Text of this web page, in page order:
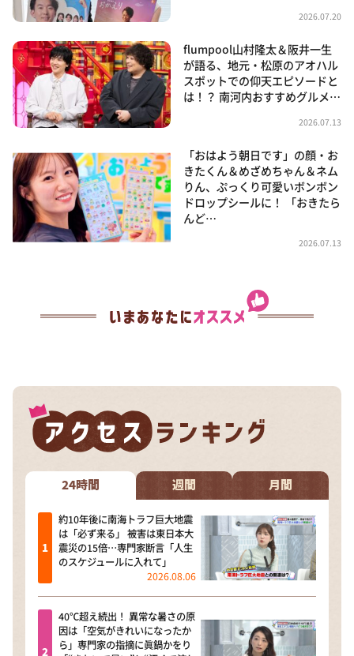
2026.07.20
flumpool山村隆太＆阪井一生
が語る、地元・松原のアオハル
スポットでの仰天エピソードと
は！？ 南河内おすすめグルメ…
2026.07.13
「おはよう朝日です」の顔・お
きたくん＆めざめちゃん＆ネム
りん、ぷっくり可愛いボンボン
ドロップシールに！ 「おきたら
んど…
2026.07.13
24時間 週間 月間
約10年後に南海トラフ巨大地震
は「必ず来る」 被害は東日本大
震災の15倍…専門家断言「人生
のスケジュールに入れて」
2026.08.06
40℃超え続出！ 異常な暑さの原
因は「空気がきれいになったか
ら」専門家の指摘に眞鍋かをり